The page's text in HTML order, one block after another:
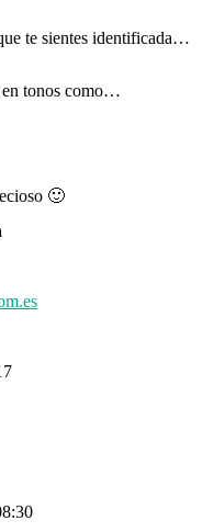
te sientes identificada…
en tonos como…
🙂